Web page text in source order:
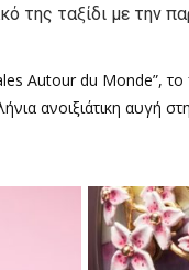
της ταξίδι με την
Autour du Monde”,
ανοιξιάτικη αυγή